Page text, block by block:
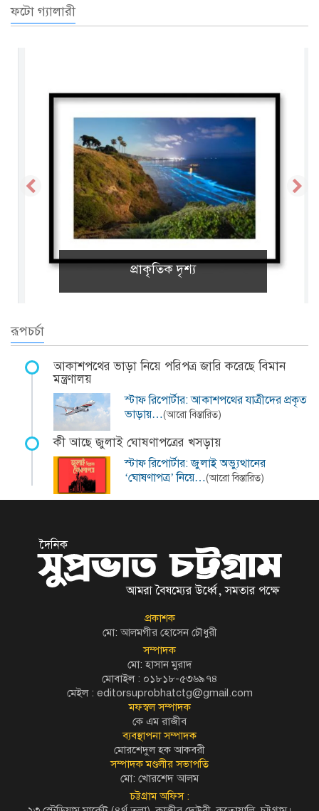
ফটো গ্যালারী
প্রাকৃতিক দৃশ্য
রূপচর্চা
আকাশপথের ভাড়া নিয়ে পরিপত্র জারি করেছে বিমান
মন্ত্রণালয়
স্টাফ রিপোর্টার: আকাশপথের যাত্রীদের প্রকৃত
ভাড়ায়…(আরো বিস্তারিত)
কী আছে জুলাই ঘোষণাপত্রের খসড়ায়
স্টাফ রিপোর্টার: জুলাই অভ্যুত্থানের
‘ঘোষণাপত্র’ নিয়ে…(আরো বিস্তারিত)
প্রকাশক
মো: আলমগীর হোসেন চৌধুরী
সম্পাদক
মো: হাসান মুরাদ
মোবাইল : ০১৮১৮-৫৩৬৯৭৪
মেইল : editorsuprobhatctg@gmail.com
মফস্বল সম্পাদক
কে এম রাজীব
ব্যবস্থাপনা সম্পাদক
মোরশেদুল হক আকবরী
সম্পাদক মণ্ডলীর সভাপতি
মো: খোরশেদ আলম
চট্টগ্রাম অফিস :